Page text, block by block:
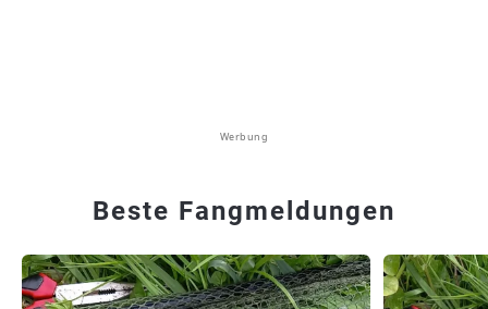
Werbung
Beste Fangmeldungen